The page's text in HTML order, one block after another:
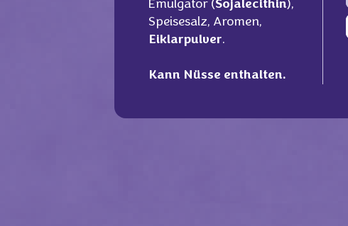
Emulgator (Sojalecithin),
Speisesalz, Aromen,
Eiklarpulver.
Kann Nüsse enthalten.